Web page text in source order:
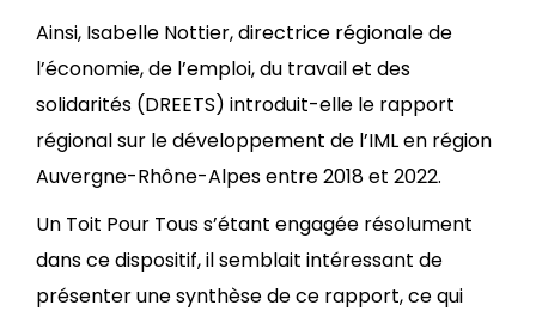
Ainsi, Isabelle Nottier, directrice régionale de
l’économie, de l’emploi, du travail et des
solidarités (DREETS) introduit-elle le rapport
régional sur le développement de l’IML en région
Auvergne-Rhône-Alpes entre 2018 et 2022.
Un Toit Pour Tous s’étant engagée résolument
dans ce dispositif, il semblait intéressant de
présenter une synthèse de ce rapport, ce qui